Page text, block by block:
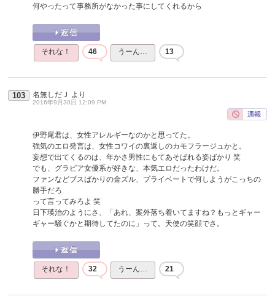
何やったって事務所がなかった事にしてくれるから
それな！ 46 うーん… 13
103 名無しだＪ より
2016年9月30日 12:09 PM
伊野尾君は、女性アレルギーなのかと思ってた。
強気のエロ発言は、女性コワイの裏返しのカモフラージュかと。
妄想で出てくるのは、年かさ男性にもてあそばれる姿ばかり 笑
でも、グラビア女優系が好きな、本気エロだったわけだ。
ファンなどブスばかりの金ズル、プライベートで何しようがこっちの
勝手だろ
って言ってみろよ 笑
日下瑛治のようにさ、「あれ、案外落ち着いてますね？もっとギャー
ギャー騒ぐかと期待してたのに」って。天使の笑顔でさ。
それな！ 32 うーん… 21